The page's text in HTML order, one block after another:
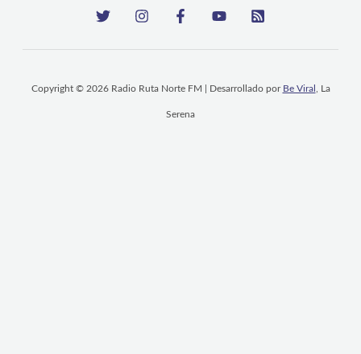
Copyright © 2026 Radio Ruta Norte FM | Desarrollado por Be Viral , La
Serena